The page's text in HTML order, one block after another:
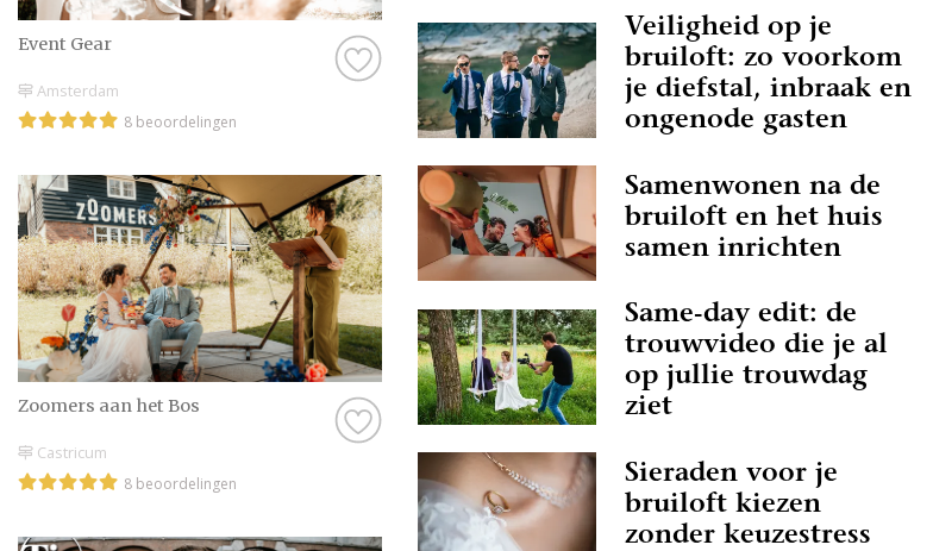
Event Gear
Amsterdam
8 beoordelingen
Zoomers aan het Bos
Castricum
8 beoordelingen
Veiligheid op je
bruiloft: zo voorkom
je diefstal, inbraak en
ongenode gasten
Samenwonen na de
bruiloft en het huis
samen inrichten
Same-day edit: de
trouwvideo die je al
op jullie trouwdag
ziet
Sieraden voor je
bruiloft kiezen
zonder keuzestress